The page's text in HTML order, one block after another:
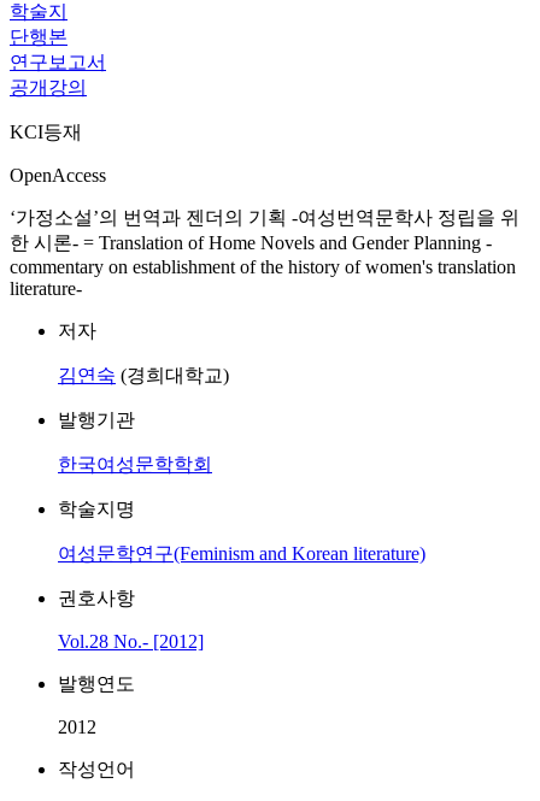
학술지
단행본
연구보고서
공개강의
KCI등재
OpenAccess
‘가정소설’의 번역과 젠더의 기획 -여성번역문학사 정립을 위
한 시론- = Translation of Home Novels and Gender Planning -
commentary on establishment of the history of women's translation
literature-
저자
김연숙 (경희대학교)
발행기관
한국여성문학학회
학술지명
여성문학연구(Feminism and Korean literature)
권호사항
Vol.28 No.- [2012]
발행연도
2012
작성언어